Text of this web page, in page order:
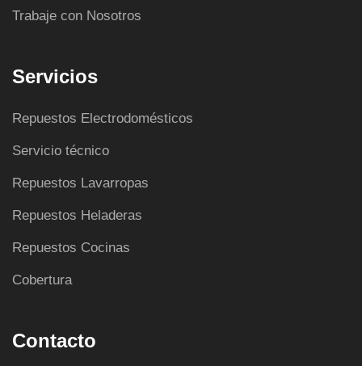
Trabaje con Nosotros
Servicios
Repuestos Electrodomésticos
Servicio técnico
Repuestos Lavarropas
Repuestos Heladeras
Repuestos Cocinas
Cobertura
Contacto